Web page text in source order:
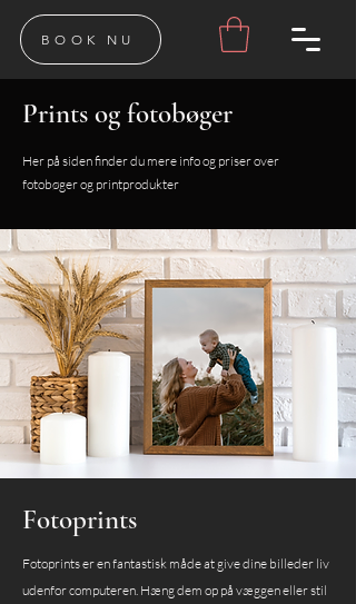
BOOK NU
Prints og fotobøger
Her på siden finder du mere info og priser over
fotobøger og printprodukter
Fotoprints
Fotoprints er en fantastisk måde at give dine billeder liv
udenfor computeren. Hæng dem op på væggen eller stil